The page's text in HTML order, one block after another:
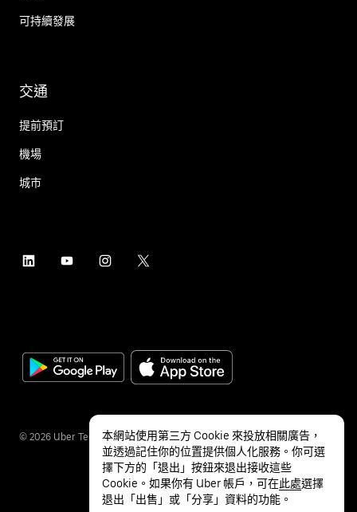
可持續發展
交通
提前預訂
機場
城市
© 2026 Uber Technologies Inc.
本網站使用第三方 Cookie 來投放相關廣告，
並透過記住你的位置提供個人化服務。你可選
擇下方的「退出」按鈕來退出接收這些
Cookie。如果你有 Uber 帳戶，可在此處選擇
退出「出售」或「分享」資料的功能。